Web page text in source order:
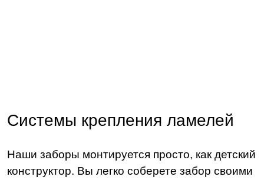
Системы крепления ламелей
Наши заборы монтируется просто, как детский
конструктор. Вы легко соберете забор своими